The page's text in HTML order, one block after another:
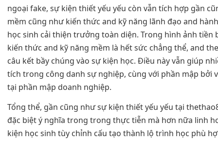
ngoại fake, sự kiện thiết yếu yếu còn vẫn tích hợp gần
mềm cũng như kiến thức and kỹ năng lãnh đạo and
học sinh cải thiện trưởng toàn diện. Trong hình ảnh tiền
kiến thức and kỹ năng mềm là hết sức chẳng thể, and
câu kết bầy chúng vào sự kiện học. Điều này vẫn giúp
tích trong công danh sự nghiệp, cùng với phần mập bởi
tại phần mập doanh nghiệp.
Tổng thể, gần cũng như sự kiện thiết yếu yếu tại
đặc biệt ý nghĩa trong trong thực tiễn mà hơn nữa linh
kiện học sinh tùy chỉnh cấu tạo thành lộ trình học phù